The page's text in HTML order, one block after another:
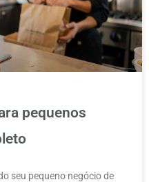
pequenos
seu pequeno negócio de